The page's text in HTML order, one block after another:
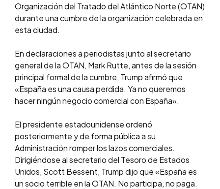
Organización del Tratado del Atlántico Norte (OTAN)
durante una cumbre de la organización celebrada en
esta ciudad.
En declaraciones a periodistas junto al secretario
general de la OTAN, Mark Rutte, antes de la sesión
principal formal de la cumbre, Trump afirmó que
«España es una causa perdida. Ya no queremos
hacer ningún negocio comercial con España».
El presidente estadounidense ordenó
posteriormente y de forma pública a su
Administración romper los lazos comerciales.
Dirigiéndose al secretario del Tesoro de Estados
Unidos, Scott Bessent, Trump dijo que «España es
un socio terrible en la OTAN. No participa, no paga.